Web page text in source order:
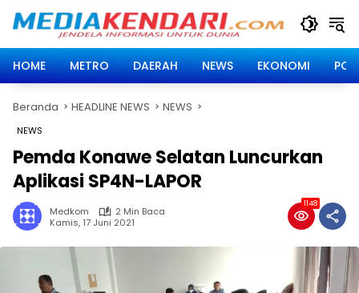
HOME
METRO DAERAH NEWS EKONOMI
Beranda HEADLINE NEWS NEWS
NEWS
Pemda Konawe Selatan Luncurkan
Aplikasi SP4N-LAPOR
Medkom
2 Min Baca
Kamis, 17 Juni 2021
1148